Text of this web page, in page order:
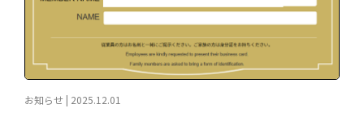
お知らせ | 2025.12.01